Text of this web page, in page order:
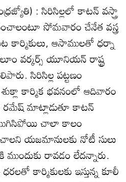
: సిరిసిల్లలో కాటన్‌ వస్త్రా
సోమవారం చేనేత వస్త్ర
కార్మికులు, ఆసాములతో ధర్నా
వర్కర్స్‌ యూనియన్‌ రాష్ట్ర
సిరిసిల్ల పట్టణం
కార్మిక భవనంలో ఆదివారం
మాట్లాడుతూ కాటన్‌
ముగిసిపోయి చాలా కాలం
యజమానులకు నోటీ సులు
రావడం లేదన్నారు.
కార్మికులకు ఇస్తున్న కూలీ